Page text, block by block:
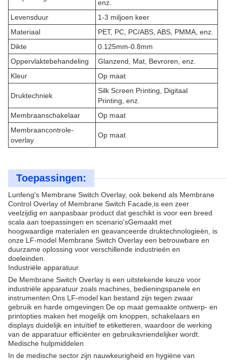
enz.
Levensduur
1-3 miljoen keer
Materiaal
PET, PC, PC/ABS, ABS, PMMA, enz.
Dikte
0.125mm-0.8mm
Oppervlaktebehandeling
Glanzend, Mat, Bevroren, enz.
Kleur
Op maat
Druktechniek
Silk Screen Printing, Digitaal
Printing, enz.
Membraanschakelaar
Op maat
Membraancontrole-
overlay
Op maat
Toepassingen:
Lunfeng's Membrane Switch Overlay, ook bekend als Membrane
Control Overlay of Membrane Switch Facade,is een zeer
veelzijdig en aanpasbaar product dat geschikt is voor een breed
scala aan toepassingen en scenario'sGemaakt met
hoogwaardige materialen en geavanceerde druktechnologieën, is
onze LF-model Membrane Switch Overlay een betrouwbare en
duurzame oplossing voor verschillende industrieën en
doeleinden.
Industriële apparatuur
De Membrane Switch Overlay is een uitstekende keuze voor
industriële apparatuur zoals machines, bedieningspanele en
instrumenten.Ons LF-model kan bestand zijn tegen zwaar
gebruik en harde omgevingen.De op maat gemaakte ontwerp- en
printopties maken het mogelijk om knoppen, schakelaars en
displays duidelijk en intuïtief te etiketteren, waardoor de werking
van de apparatuur efficiënter en gebruiksvriendelijker wordt.
Medische hulpmiddelen
In de medische sector zijn nauwkeurigheid en hygiëne van